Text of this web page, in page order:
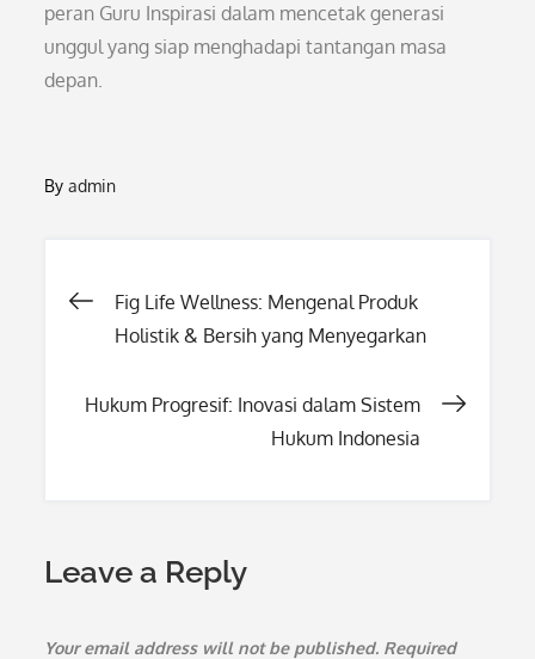
peran Guru Inspirasi dalam mencetak generasi
unggul yang siap menghadapi tantangan masa
depan.
Byadmin
Post
Fig Life Wellness: Mengenal Produk
Holistik & Bersih yang Menyegarkan
Hukum Progresif: Inovasi dalam Sistem
Hukum Indonesia
Leave a Reply
Your email address will not be published. Required